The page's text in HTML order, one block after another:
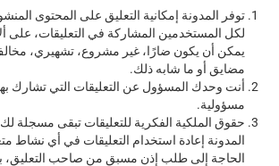
ﺗﻮﻓﺮ ﺍﻟﻤﺪﻭﻧﺔ ﺇﻣﻜﺎﻧﻴﺔ ﺍﻟﺘﻌﻠﻴﻖ ﻋﻠﻰ ﺍﻟﻤﺤﺘﻮﻯ
ﻟﻜﻞ ﺍﻟﻤﺴﺘﺨﺪﻣﻴﻦ ﺍﻟﻤﺸﺎﺭﻛﺔ ﻓﻲ التعليقات، ﻋﻠﻰ
ﻳﻤﻜﻦ ﺃﻥ ﻳﻜﻮﻥ ﺿﺎﺭًﺍ، ﻏﻴﺮ ﻣﺸﺮﻭﻉ، ﺗﺸﻬﻴﺮﻱ،
ﻣﻀﺎﻳﻖ ﺃﻭ ﻣﺎ ﺷﺎﺑﻪ ﺫﻟﻚ.
ﺃﻧﺖ ﻭﺣﺪﻙ ﺍﻟﻤﺴﺆﻭﻝ ﻋﻦ ﺍﻟﺘﻌﻠﻴﻘﺎﺕ ﺍﻟﺘﻲ ﺗﺸﺎﺭﻙ
مسؤولية.
ﺣﻘﻮﻕ ﺍﻟﻤﻠﻜﻴﺔ ﺍﻟﻔﻜﺮﻳﺔ ﻟﻠﺘﻌﻠﻴﻘﺎﺕ ﺗﺒﻘﻰ ﻣﺴﺠﻠﺔ
ﺍﻟﻤﺪﻭﻧﺔ ﺇﻋﺎﺩﺓ ﺍﺳﺘﺨﺪﺍﻡ ﺍﻟﺘﻌﻠﻴﻘﺎﺕ ﻓﻲ ﺃﻱ ﻧﺸﺎﻁ
ﺍﻟﺤﺎﺟﺔ ﺇﻟﻰ ﻃﻠﺐ ﺇﺫﻥ ﻣﺴﺒﻖ ﻣﻦ ﺻﺎﺣﺐ ﺍﻟﺘﻌﻠﻴﻖ،